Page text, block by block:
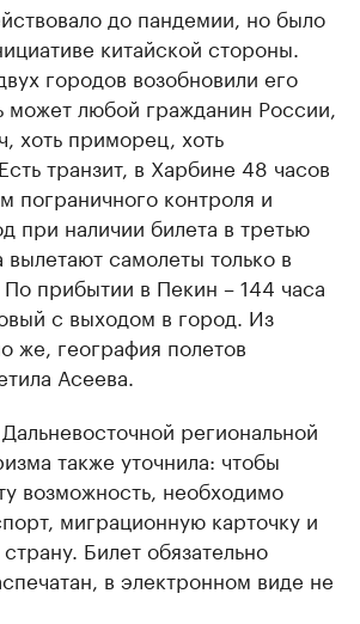
до пандемии, но было
китайской стороны.
городов возобновили его
может любой гражданин России,
хоть приморец, хоть
транзит, в Харбине 48 часов
пограничного контроля и
при наличии билета в третью
самолеты только в
прибытии в Пекин – 144 часа
с выходом в город. Из
же, география полетов
Асеева.
региональной
также уточнила: чтобы
возможность, необходимо
миграционную карточку и
Билет обязательно
в электронном виде не